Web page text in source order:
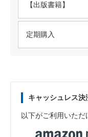
【出版書籍】
定期購入
キャッシュレス決
以下がご利用いただ